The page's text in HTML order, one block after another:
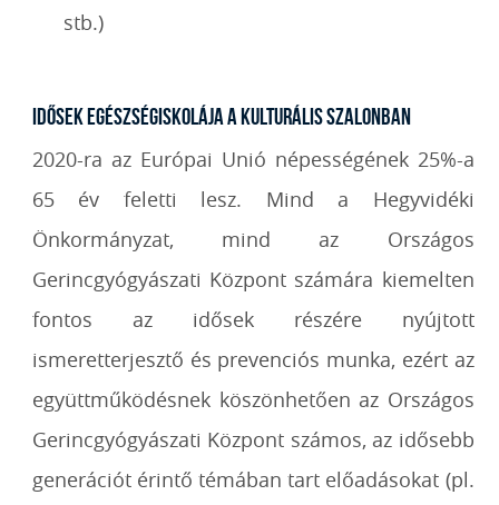
stb.)
Idősek egészségiskolája a Kulturális Szalonban
2020-ra az Európai Unió népességének 25%-a
65 év feletti lesz. Mind a Hegyvidéki
Önkormányzat, mind az Országos
Gerincgyógyászati Központ számára kiemelten
fontos az idősek részére nyújtott
ismeretterjesztő és prevenciós munka, ezért az
együttműködésnek köszönhetően az Országos
Gerincgyógyászati Központ számos, az idősebb
generációt érintő témában tart előadásokat (pl.